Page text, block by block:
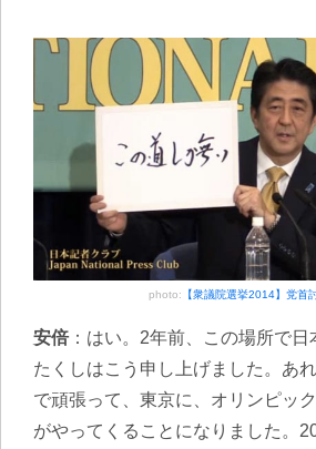
photo: 【衆議院選挙2014】党首
安倍 ：はい。2年前、この場所で
たくしはこう申し上げました。あ
で頑張って、東京に、オリンピッ
がやってくることになりました。